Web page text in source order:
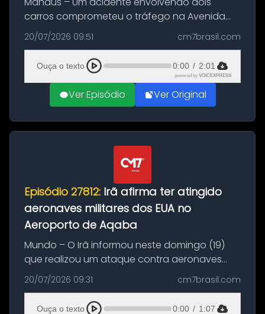
carros comprometeu o tráfego na Avenida
Brasil durante a manhã desta segunda-feira
(20), em frente ao complexo da Prefeitura de
Manaus, na Zona Oeste. A batida ter...
20/07/2026 09:51 cm7brasil.com
Ouça o texto 0:00 / 2:01
powered by VOICEXPRESS
Ver Episódio Ver Original
Episódio 27812: Irã afirma ter atingido
aeronaves militares dos EUA no
Aeroporto de Aqaba
Mundo – O Irã informou neste domingo (19)
que realizou um ataque contra aeronaves
militares dos Estados Unidos estacionadas no
Aeroporto de Aqaba, na Jordânia, durante a
21ª fase da Operação Nasr 2. A...
20/07/2026 09:31 cm7brasil.com
Ouça o texto 0:00 / 1:07